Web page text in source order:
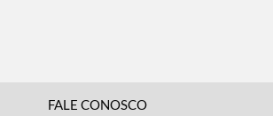
FALE CONOSCO